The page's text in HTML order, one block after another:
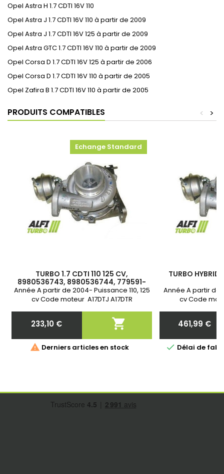
Opel Astra H 1.7 CDTI 16V 110
Opel Astra J 1.7 CDTI 16V 110 à partir de 2009
Opel Astra J 1.7 CDTI 16V 125 à partir de 2009
Opel Astra GTC 1.7 CDTI 16V 110 à partir de 2009
Opel Corsa D 1.7 CDTI 16V 125 à partir de 2006
Opel Corsa D 1.7 CDTI 16V 110 à partir de 2005
Opel Zafira B 1.7 CDTI 16V 110 à partir de 2005
PRODUITS COMPATIBLES >
<
Echange Standard
TURBO 1.7 CDTI 110 125 CV,
8980536743, 8980536744, 779591-
0001, 779591-0002, 779591-1, 779591-
2, 779591-4,
Année A partir de 2004- Puissance 110, 125
cv Code moteur A17DTJ A17DTR
Prix
233,10 € 
 Derniers articles en stock
TURBO
Année A partir de
cv Code
Prix
461,99 €
 Délai de